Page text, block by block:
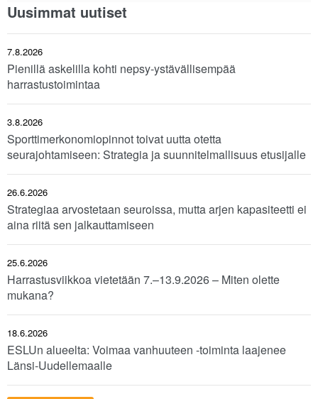
Uusimmat uutiset
7.8.2026
Pienillä askelilla kohti nepsy-ystävällisempää
harrastustoimintaa
3.8.2026
Sporttimerkonomiopinnot toivat uutta otetta
seurajohtamiseen: Strategia ja suunnitelmallisuus etusijalle
26.6.2026
Strategiaa arvostetaan seuroissa, mutta arjen kapasiteetti ei
aina riitä sen jalkauttamiseen
25.6.2026
Harrastusviikkoa vietetään 7.–13.9.2026 – Miten olette
mukana?
18.6.2026
ESLUn alueelta: Voimaa vanhuuteen -toiminta laajenee
Länsi-Uudellemaalle